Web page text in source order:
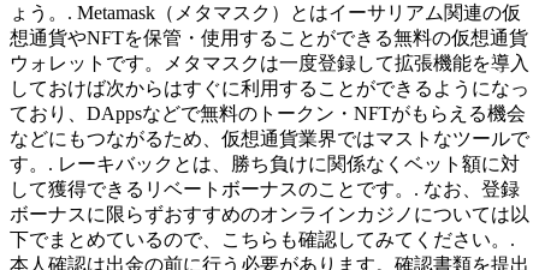
ょう。. Metamask（メタマスク）とはイーサリアム関連の仮
想通貨やNFTを保管・使用することができる無料の仮想通貨
ウォレットです。メタマスクは一度登録して拡張機能を導入
しておけば次からはすぐに利用することができるようになっ
ており、DAppsなどで無料のトークン・NFTがもらえる機会
などにもつながるため、仮想通貨業界ではマストなツールで
す。. レーキバックとは、勝ち負けに関係なくベット額に対
して獲得できるリベートボーナスのことです。. なお、登録
ボーナスに限らずおすすめのオンラインカジノについては以
下でまとめているので、こちらも確認してみてください。.
本人確認は出金の前に行う必要があります。確認書類を提出